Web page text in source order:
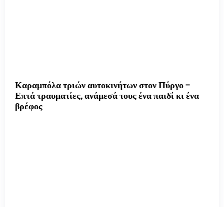
Καραμπόλα τριών αυτοκινήτων στον Πύργο –
Επτά τραυματίες, ανάμεσά τους ένα παιδί κι ένα
βρέφος